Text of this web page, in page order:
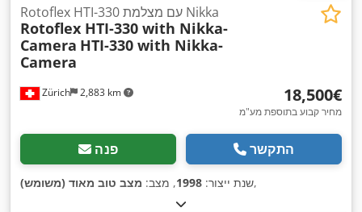
Zürich 2,883 km
Rotoflex HTI-330 עם מצלמת Nikka
Rotoflex HTI-330 with Nikka-
Camera HTI-330 with Nikka-
Camera
‏18,500 ‏€
מחיר קבוע בתוספת מע"מ
פנה התקשר
שנת ייצור: 1998, מצב: מצב טוב מאוד (משומש) ,